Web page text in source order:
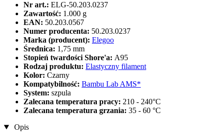
Nr art.: ELG-50.203.0237
Zawartość: 1.000 g
EAN: 50.203.0567
Numer producenta: 50.203.0237
Marka (producent): Elegoo
Średnica: 1,75 mm
Stopień twardości Shore'a: A95
Rodzaj produktu: Elastyczny filament
Kolor: Czarny
Kompatybilność: Bambu Lab AMS*
System: szpula
Zalecana temperatura pracy: 210 - 240°C
Zalecana temperatura grzania: 35 - 60 °C
Opis